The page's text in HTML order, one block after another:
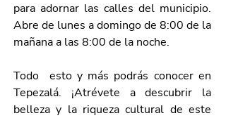
para adornar las calles del municipio.
Abre de lunes a domingo de 8:00 de la
mañana a las 8:00 de la noche.
Todo  esto y más podrás conocer en
Tepezalá. ¡Atrévete a descubrir la
belleza y la riqueza cultural de este